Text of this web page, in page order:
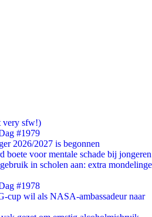
very sfw!)
#1979
2026/2027 is begonnen
boete voor mentale schade bij jongeren
in scholen aan: extra mondelinge
#1978
cup wil als NASA-ambassadeur naar